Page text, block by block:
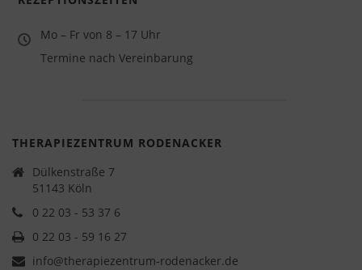
Mo – Fr von 8 – 17 Uhr
Termine nach Vereinbarung
THERAPIEZENTRUM RODENACKER
Dülkenstraße 7
51143 Köln
0 22 03 - 53 37 6
0 22 03 - 59 16 27
info@therapiezentrum-rodenacker.de